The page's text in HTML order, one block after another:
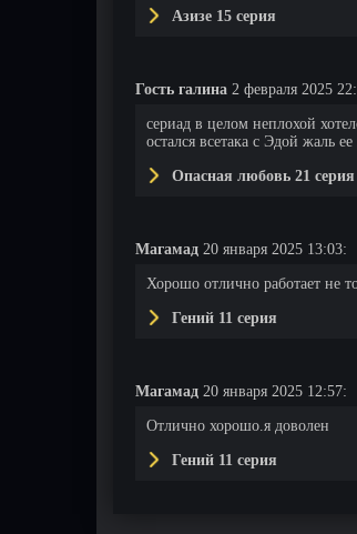
Азизе 15 серия
Гость галина 2 февраля 2025
сериад в целом неплохой
остался всетака с Эдой жаль
Опасная любовь 21 серия
Магамад 20 января 2025 13:03:
Хорошо отлично работает не
Гений 11 серия
Магамад 20 января 2025 12:57:
Отлично хорошо.я доволен
Гений 11 серия